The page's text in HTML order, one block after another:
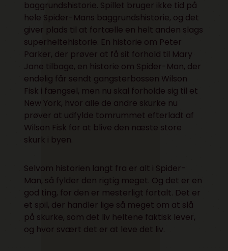
baggrundshistorie. Spillet bruger ikke tid på
hele Spider-Mans baggrundshistorie, og det
giver plads til at fortælle en helt anden slags
superheltehistorie. En historie om Peter
Parker, der prøver at få sit forhold til Mary
Jane tilbage, en historie om Spider-Man, der
endelig får sendt gangsterbossen Wilson
Fisk i fængsel, men nu skal forholde sig til et
New York, hvor alle de andre skurke nu
prøver at udfylde tomrummet efterladt af
Wilson Fisk for at blive den næste store
skurk i byen.
Selvom historien langt fra er alt i Spider-
Man, så fylder den rigtig meget. Og det er en
god ting, for den er mesterligt fortalt. Det er
et spil, der handler lige så meget om at slå
på skurke, som det liv heltene faktisk lever,
og hvor svært det er at leve det liv.